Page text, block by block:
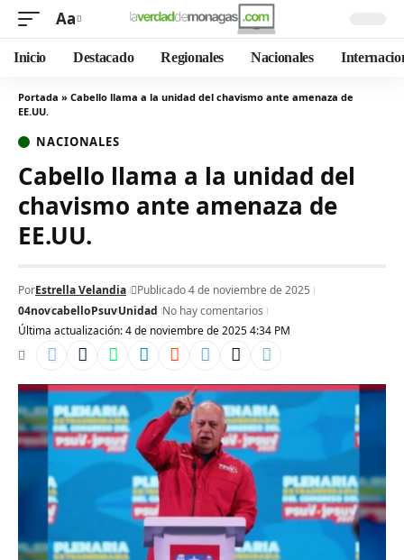
Aa
Inicio Destacado Regionales Nacionales
Portada » Cabello llama a la unidad del chavismo ante amenaza de
EE.UU.
NACIONALES
Cabello llama a la unidad del
chavismo ante amenaza de
EE.UU.
Última actualización: 4 de noviembre de 2025 4:34 PM
PorEstrella Velandia
Publicado 4 de noviembre de 2025
04novcabelloPsuvUnidad No hay comentarios